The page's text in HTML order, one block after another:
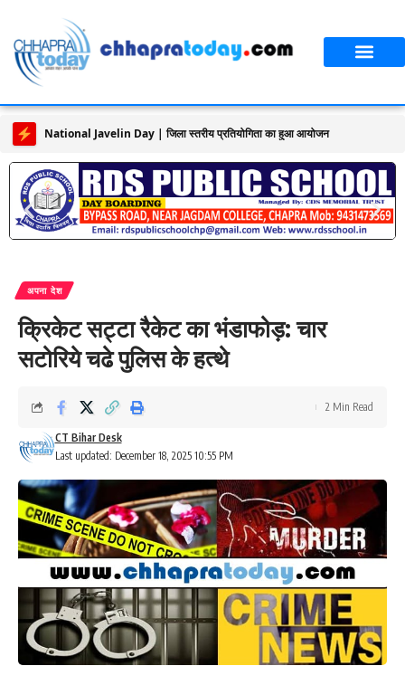
National Javelin Day | जिला स्तरीय प्रतियोगिता का हुआ आयोजन
अपना देश
क्रिकेट सट्टा रैकेट का भंडाफोड़: चार
सटोरिये चढे पुलिस के हत्थे
Last updated: December 18, 2025 10:55 PM
CT Bihar Desk
2 Min Read